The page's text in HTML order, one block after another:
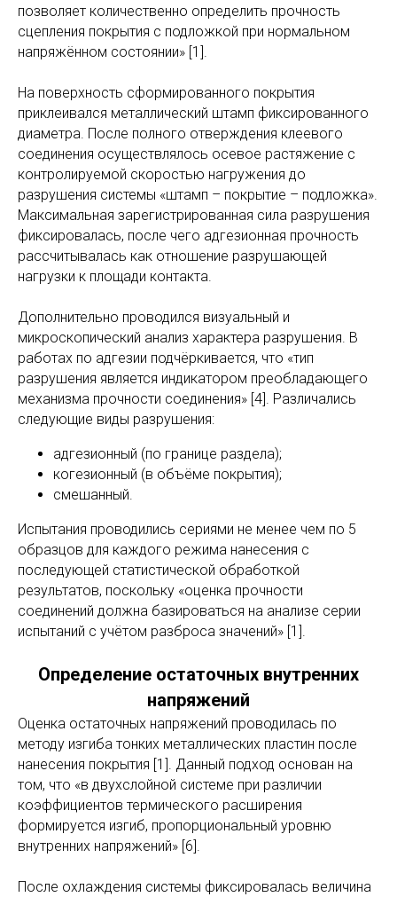
позволяет количественно определить прочность
сцепления покрытия с подложкой при нормальном
напряжённом состоянии» [1].
На поверхность сформированного покрытия
приклеивался металлический штамп фиксированного
диаметра. После полного отверждения клеевого
соединения осуществлялось осевое растяжение с
контролируемой скоростью нагружения до
разрушения системы «штамп – покрытие – подложка».
Максимальная зарегистрированная сила разрушения
фиксировалась, после чего адгезионная прочность
рассчитывалась как отношение разрушающей
нагрузки к площади контакта.
Дополнительно проводился визуальный и
микроскопический анализ характера разрушения. В
работах по адгезии подчёркивается, что «тип
разрушения является индикатором преобладающего
механизма прочности соединения» [4]. Различались
следующие виды разрушения:
адгезионный (по границе раздела);
когезионный (в объёме покрытия);
смешанный.
Испытания проводились сериями не менее чем по 5
образцов для каждого режима нанесения с
последующей статистической обработкой
результатов, поскольку «оценка прочности
соединений должна базироваться на анализе серии
испытаний с учётом разброса значений» [1].
Определение остаточных внутренних
напряжений
Оценка остаточных напряжений проводилась по
методу изгиба тонких металлических пластин после
нанесения покрытия [1]. Данный подход основан на
том, что «в двухслойной системе при различии
коэффициентов термического расширения
формируется изгиб, пропорциональный уровню
внутренних напряжений» [6].
После охлаждения системы фиксировалась величина